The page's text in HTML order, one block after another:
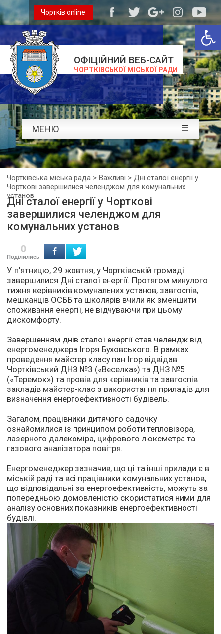
ОФІЦІЙНИЙ ВЕБ-САЙТ
ЧОРТКІВСЬКОЇ МІСЬКОЇ РАДИ
Чортків online
МЕНЮ ☰
Чортківська міська рада >Важливі >Дні сталої енергії у
Чорткові завершилися челенджом для комунальних
установ
Дні сталої енергії у Чорткові
завершилися челенджом для
комунальних установ
0
Поділились
У п’ятницю, 29 жовтня, у Чортківській громаді
завершилися Дні сталої енергії. Протягом минулого
тижня керівників комунальних установ, завгоспів,
мешканців ОСББ та школярів вчили як зменшити
споживання енергії, не відчуваючи при цьому
дискомфорту.
Завершенням днів сталої енергії став челендж від
енергоменеджера Ігоря Буховського. В рамках
проведення майстер класу пан Ігор відвідав
Чортківський ДНЗ №3 («Веселка») та ДНЗ №5
(«Теремок») та провів для керівників та завгоспів
закладів майстер-клас з використання приладів для
визначення енергоефективності будівель.
Загалом, працівники дитячого садочку
ознайомилися із принципом роботи тепловізора,
лазерного далекоміра, цифрового люксметра та
газового аналізатора повітря.
Енергоменеджер зазначив, що ці та інші прилади є в
міській раді та всі працівники комунальних установ,
що відповідальні за енергоефективність, можуть за
попередньою домовленістю скористатися ними для
аналізу основних показників енергоефективності
будівлі.